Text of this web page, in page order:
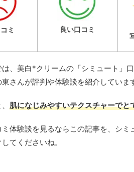
ミ
良い口コミ
は、美白*クリームの「シミュート」
さんが評判や体験談を紹介していま
肌になじみやすいテクスチャーでと
体験談を見るならこの記事を、シ
てくださいね。